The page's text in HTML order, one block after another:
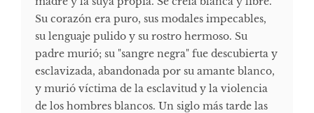
Su corazón era puro, sus modales impecables,
su lenguaje pulido y su rostro hermoso. Su
padre murió; su "sangre negra" fue descubierta y
esclavizada, abandonada por su amante blanco,
y murió víctima de la esclavitud y la violencia
de los hombres blancos. Un siglo más tarde las